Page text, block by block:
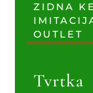
ZIDNA
OUTLET
Tvrtka